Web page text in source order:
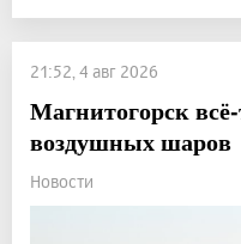
21:52, 4 авг 2026
Магнитогорск
воздушных шаров
Новости